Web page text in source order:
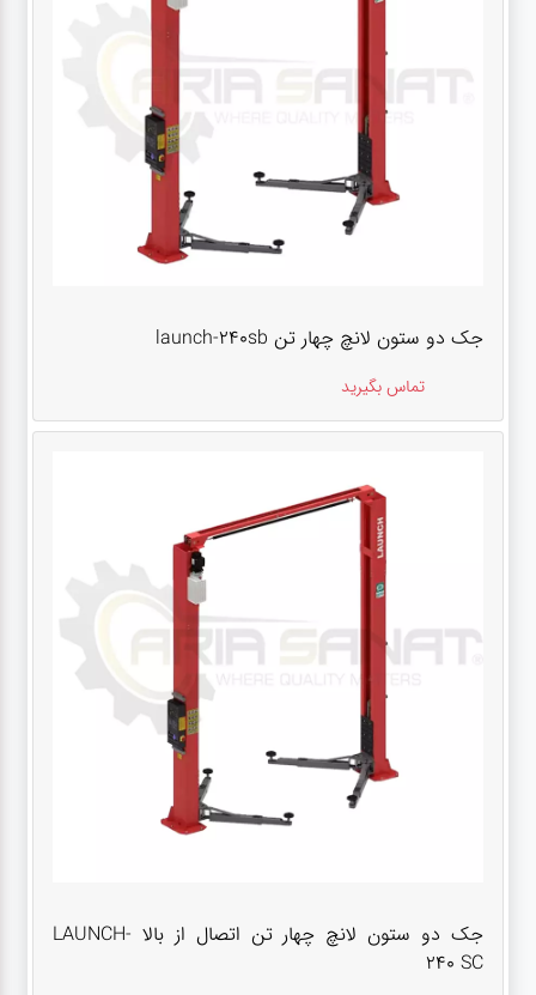
جک دو ستون لانچ چهار تن launch-240sb
تماس بگیرید
جک دو ستون لانچ چهار تن اتصال از بالا LAUNCH-
240 SC